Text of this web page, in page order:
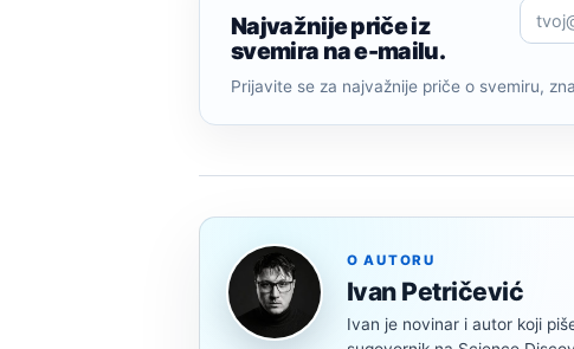
Najvažnije priče iz
svemira na e-mailu.
Prijavite se za najvažnije priče o svemiru,
O AUTORU
Ivan Petričević
Ivan je novinar i autor koji